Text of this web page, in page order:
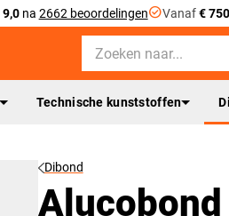
9,0na 2662 beoordelingencheck_circleVanaf€
Technische kunststoffen
Dibond
Alucobond